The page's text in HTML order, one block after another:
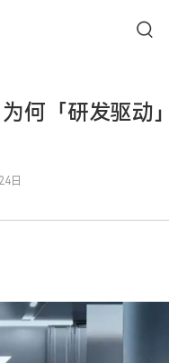
何「研发驱动
日